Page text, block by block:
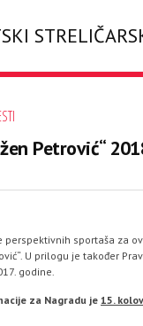
Petrović“
perspektivnih sportaša za
U prilogu je također
godine.
za Nagradu je 15.